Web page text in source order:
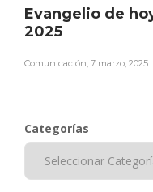
Evangelio de
2025
Comunicación, 7 marzo, 2025
Categorías